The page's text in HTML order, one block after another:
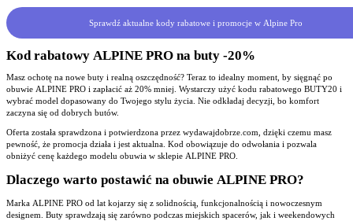
Sprawdź aktualne kody rabatowe i promocje w Alpine Pro
Kod rabatowy ALPINE PRO na buty -20%
Masz ochotę na nowe buty i realną oszczędność? Teraz to idealny moment, by sięgnąć po
obuwie ALPINE PRO i zapłacić aż 20% mniej. Wystarczy użyć kodu rabatowego BUTY20 i
wybrać model dopasowany do Twojego stylu życia. Nie odkładaj decyzji, bo komfort
zaczyna się od dobrych butów.
Oferta została sprawdzona i potwierdzona przez wydawajdobrze.com, dzięki czemu masz
pewność, że promocja działa i jest aktualna. Kod obowiązuje do odwołania i pozwala
obniżyć cenę każdego modelu obuwia w sklepie ALPINE PRO.
Dlaczego warto postawić na obuwie ALPINE PRO?
Marka ALPINE PRO od lat kojarzy się z solidnością, funkcjonalnością i nowoczesnym
designem. Buty sprawdzają się zarówno podczas miejskich spacerów, jak i weekendowych